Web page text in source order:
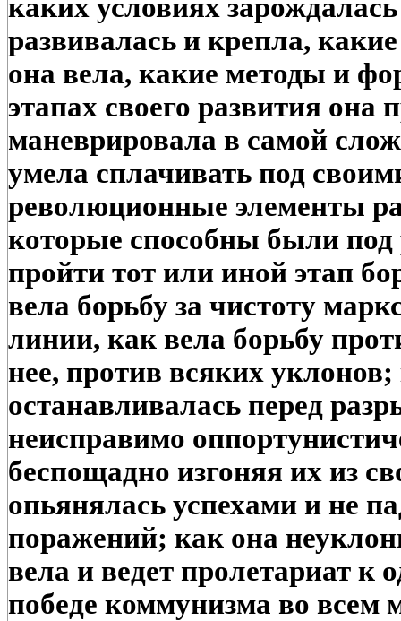
каких условиях
развивалась и крепла,
она вела, какие методы и
этапах своего развития она
маневрировала в самой
умела сплачивать под
революционные элементы
которые способны были под
пройти тот или иной этап
вела борьбу за чистоту
линии, как вела борьбу
нее, против всяких
останавливалась перед
неисправимо
беспощадно изгоняя их из
опьянялась успехами и не
поражений; как она
вела и ведет пролетариат к
победе коммунизма во всем